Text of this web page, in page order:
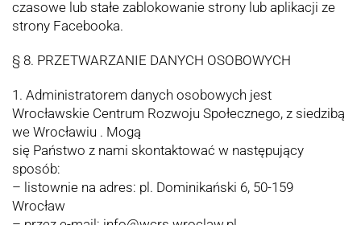
czasowe lub stałe zablokowanie strony lub aplikacji ze
strony Facebooka.
§ 8. PRZETWARZANIE DANYCH OSOBOWYCH
1. Administratorem danych osobowych jest
Wrocławskie Centrum Rozwoju Społecznego, z siedzibą
we Wrocławiu . Mogą
się Państwo z nami skontaktować w następujący
sposób:
– listownie na adres: pl. Dominikański 6, 50-159
Wrocław